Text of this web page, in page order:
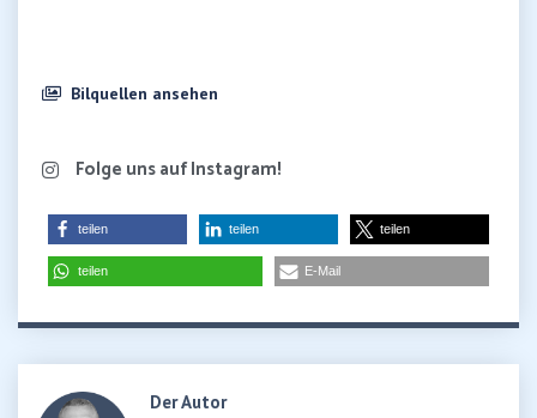
Bilquellen ansehen
Folge uns auf Instagram!
teilen teilen teilen
teilen E-Mail
Der Autor